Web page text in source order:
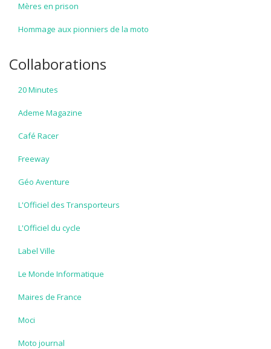
Mères en prison
Hommage aux pionniers de la moto
Collaborations
20 Minutes
Ademe Magazine
Café Racer
Freeway
Géo Aventure
L'Officiel des Transporteurs
L'Officiel du cycle
Label Ville
Le Monde Informatique
Maires de France
Moci
Moto journal